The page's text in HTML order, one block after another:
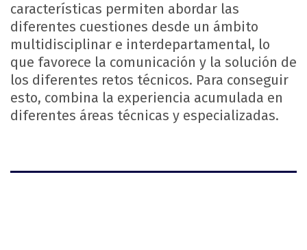
características permiten abordar las
diferentes cuestiones desde un ámbito
multidisciplinar e interdepartamental, lo
que favorece la comunicación y la solución de
los diferentes retos técnicos. Para conseguir
esto, combina la experiencia acumulada en
diferentes áreas técnicas y especializadas.